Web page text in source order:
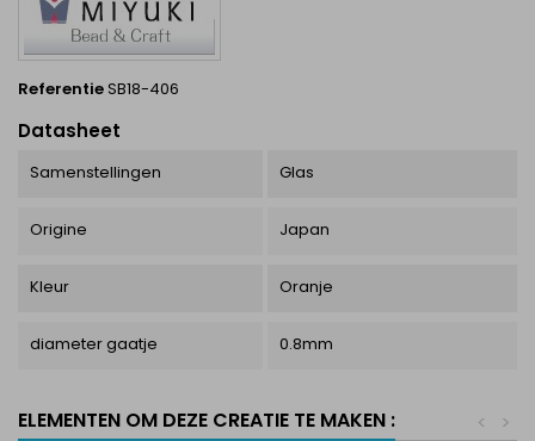
ReferentieSB18-406
Datasheet
Samenstellingen Glas
Origine Japan
Kleur Oranje
diameter gaatje 0.8mm
ELEMENTEN OM DEZE CREATIE TE MAKEN : >
<